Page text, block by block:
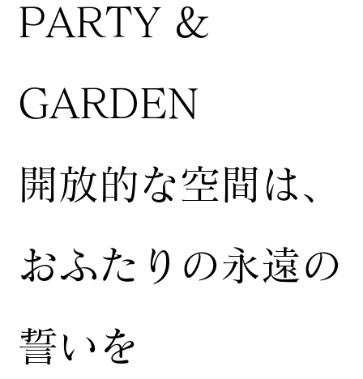
PARTY &
GARDEN
開放的な空間は、
おふたりの永遠の
誓いを